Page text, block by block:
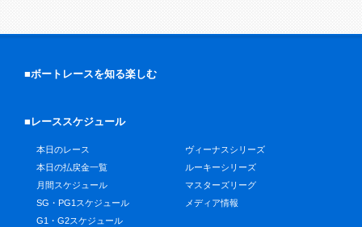
■ボートレースを知る楽しむ
■レーススケジュール
本日のレース
本日の払戻金一覧
月間スケジュール
SG・PG1スケジュール
G1・G2スケジュール
ヴィーナスシリーズ
ルーキーシリーズ
マスターズリーグ
メディア情報